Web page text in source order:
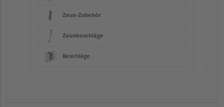
Zaun-Zubehör
Zaunbeschläge
Beschläge